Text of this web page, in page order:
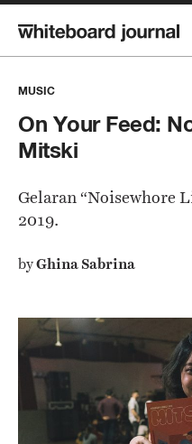
MUSIC
On Your Feed:
Mitski
Gelaran “Noisewhore
2019.
byGhina Sabrina